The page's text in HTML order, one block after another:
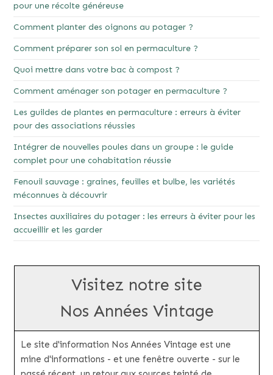
pour une récolte généreuse
Comment planter des oignons au potager ?
Comment préparer son sol en permaculture ?
Quoi mettre dans votre bac à compost ?
Comment aménager son potager en permaculture ?
Les guildes de plantes en permaculture : erreurs à éviter
pour des associations réussies
Intégrer de nouvelles poules dans un groupe : le guide
complet pour une cohabitation réussie
Fenouil sauvage : graines, feuilles et bulbe, les variétés
méconnues à découvrir
Insectes auxiliaires du potager : les erreurs à éviter pour les
accueillir et les garder
Visitez notre site
Nos Années Vintage
Le site d'information Nos Années Vintage est une
mine d'informations - et une fenêtre ouverte - sur le